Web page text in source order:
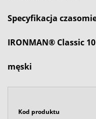
Specyfikacja
IRONMAN® Classic
męski
Kod produktu